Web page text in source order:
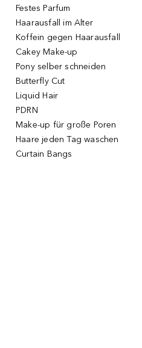
Festes Parfum
Haarausfall im Alter
Koffein gegen Haarausfall
Cakey Make-up
Pony selber schneiden
Butterfly Cut
Liquid Hair
PDRN
Make-up für große Poren
Haare jeden Tag waschen
Curtain Bangs